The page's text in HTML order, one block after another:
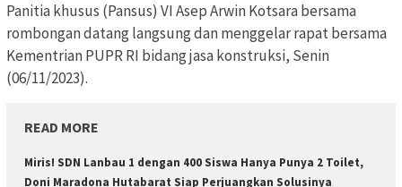
Panitia khusus (Pansus) VI Asep Arwin Kotsara bersama
rombongan datang langsung dan menggelar rapat bersama
Kementrian PUPR RI bidang jasa konstruksi, Senin
(06/11/2023).
READ MORE
Miris! SDN Lanbau 1 dengan 400 Siswa Hanya Punya 2 Toilet,
Doni Maradona Hutabarat Siap Perjuangkan Solusinya